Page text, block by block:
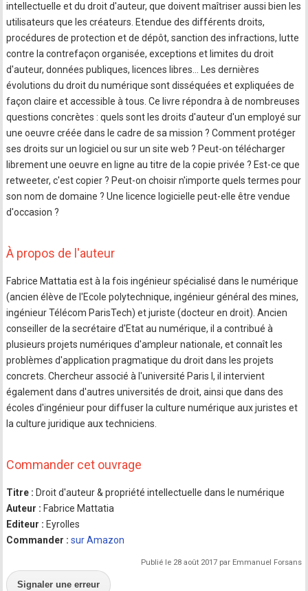
intellectuelle et du droit d'auteur, que doivent maîtriser aussi bien les
utilisateurs que les créateurs. Etendue des différents droits,
procédures de protection et de dépôt, sanction des infractions, lutte
contre la contrefaçon organisée, exceptions et limites du droit
d'auteur, données publiques, licences libres… Les dernières
évolutions du droit du numérique sont disséquées et expliquées de
façon claire et accessible à tous. Ce livre répondra à de nombreuses
questions concrètes : quels sont les droits d'auteur d'un employé sur
une oeuvre créée dans le cadre de sa mission ? Comment protéger
ses droits sur un logiciel ou sur un site web ? Peut-on télécharger
librement une oeuvre en ligne au titre de la copie privée ? Est-ce que
retweeter, c'est copier ? Peut-on choisir n'importe quels termes pour
son nom de domaine ? Une licence logicielle peut-elle être vendue
d'occasion ?
À propos de l'auteur
Fabrice Mattatia est à la fois ingénieur spécialisé dans le numérique
(ancien élève de l'Ecole polytechnique, ingénieur général des mines,
ingénieur Télécom ParisTech) et juriste (docteur en droit). Ancien
conseiller de la secrétaire d'Etat au numérique, il a contribué à
plusieurs projets numériques d'ampleur nationale, et connaît les
problèmes d'application pragmatique du droit dans les projets
concrets. Chercheur associé à l'université Paris I, il intervient
également dans d'autres universités de droit, ainsi que dans des
écoles d'ingénieur pour diffuser la culture numérique aux juristes et
la culture juridique aux techniciens.
Commander cet ouvrage
Titre : Droit d'auteur & propriété intellectuelle dans le numérique
Auteur : Fabrice Mattatia
Editeur : Eyrolles
Commander :sur Amazon
Publié le 28 août 2017 par Emmanuel Forsans
Signaler une erreur